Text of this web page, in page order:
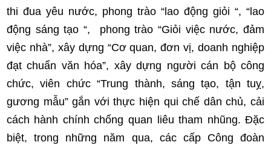
thi đua yêu nước, phong trào “lao động giỏi “, “lao
động sáng tạo “, phong trào “Giỏi việc nước, đảm
việc nhà”, xây dựng “Cơ quan, đơn vị, doanh nghiệp
đạt chuẩn văn hóa”, xây dựng người cán bộ công
chức, viên chức “Trung thành, sáng tạo, tận tuỵ,
gương mẫu” gắn với thực hiện qui chế dân chủ, cải
cách hành chính chống quan liêu tham nhũng. Đặc
biệt, trong những năm qua, các cấp Công đoàn